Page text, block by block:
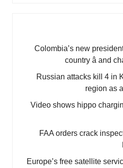
Colombia’s new
country â and
Russian attacks kill 4 in
region as
Video shows hippo
FAA orders crack
Europe’s free satellite